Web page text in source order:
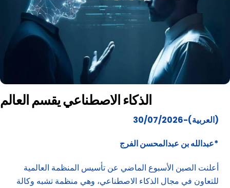
الذكاء الاصطناعي يقسم العالم
(العربية)-30/07/2026
*عبدالله بن عبدالمحسن الفرج
أعلنت الصين الأسبوع الماضي عن تأسيس المنظمة العالمية
للتعاون في مجال الذكاء الاصطناعي، وهي منظمة تشبه وكالة